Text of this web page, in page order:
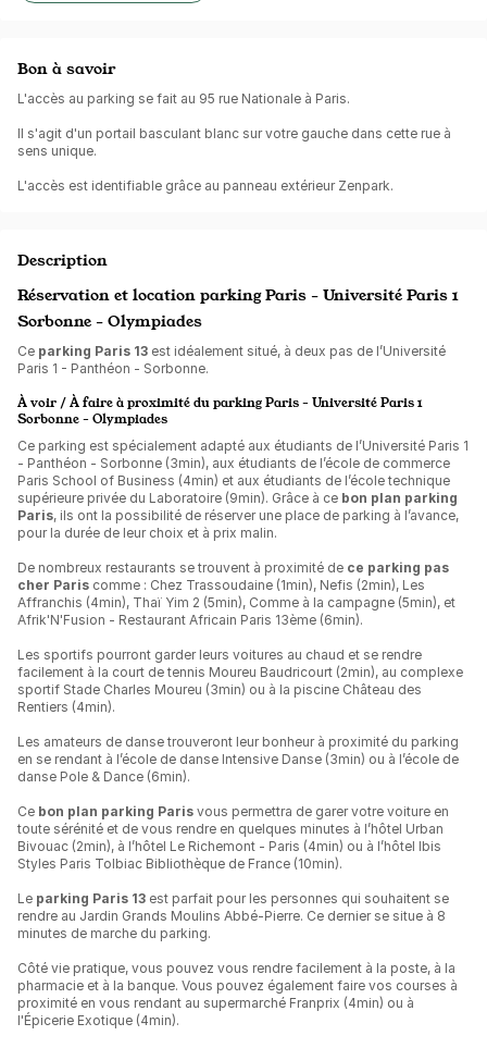
Bon à savoir
L'accès au parking se fait au 95 rue Nationale à Paris.
Il s'agit d'un portail basculant blanc sur votre gauche dans cette rue à
sens unique.
L'accès est identifiable grâce au panneau extérieur Zenpark.
Description
Réservation et location parking Paris - Université Paris 1
Sorbonne - Olympiades
Ce parking Paris 13 est idéalement situé, à deux pas de l’Université
Paris 1 - Panthéon - Sorbonne.
À voir / À faire à proximité du parking Paris - Université Paris 1
Sorbonne - Olympiades
Ce parking est spécialement adapté aux étudiants de l’Université Paris 1
- Panthéon - Sorbonne (3min), aux étudiants de l’école de commerce
Paris School of Business (4min) et aux étudiants de l’école technique
supérieure privée du Laboratoire (9min). Grâce à ce bon plan parking
Paris, ils ont la possibilité de réserver une place de parking à l’avance,
pour la durée de leur choix et à prix malin.
De nombreux restaurants se trouvent à proximité de ce parking pas
cher Paris comme : Chez Trassoudaine (1min), Nefis (2min), Les
Affranchis (4min), Thaï Yim 2 (5min), Comme à la campagne (5min), et
Afrik'N'Fusion - Restaurant Africain Paris 13ème (6min).
Les sportifs pourront garder leurs voitures au chaud et se rendre
facilement à la court de tennis Moureu Baudricourt (2min), au complexe
sportif Stade Charles Moureu (3min) ou à la piscine Château des
Rentiers (4min).
Les amateurs de danse trouveront leur bonheur à proximité du parking
en se rendant à l’école de danse Intensive Danse (3min) ou à l’école de
danse Pole & Dance (6min).
Ce bon plan parking Paris vous permettra de garer votre voiture en
toute sérénité et de vous rendre en quelques minutes à l’hôtel Urban
Bivouac (2min), à l’hôtel Le Richemont - Paris (4min) ou à l’hôtel Ibis
Styles Paris Tolbiac Bibliothèque de France (10min).
Le parking Paris 13 est parfait pour les personnes qui souhaitent se
rendre au Jardin Grands Moulins Abbé-Pierre. Ce dernier se situe à 8
minutes de marche du parking.
Côté vie pratique, vous pouvez vous rendre facilement à la poste, à la
pharmacie et à la banque. Vous pouvez également faire vos courses à
proximité en vous rendant au supermarché Franprix (4min) ou à
l'Épicerie Exotique (4min).